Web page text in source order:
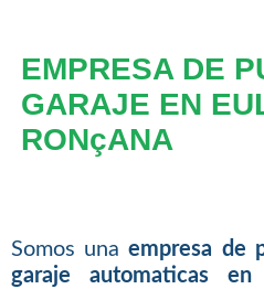
EMPRESA DE
GARAJE EN
RONçANA
Somos unaempresa de
garaje automaticas